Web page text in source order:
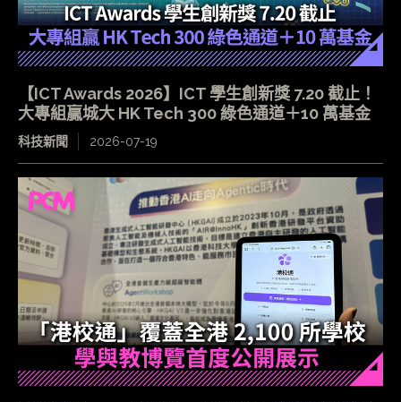
【ICT Awards 2026】ICT 學生創新獎 7.20 截止！
大專組贏城大 HK Tech 300 綠色通道＋10 萬基金
科技新聞 2026-07-19